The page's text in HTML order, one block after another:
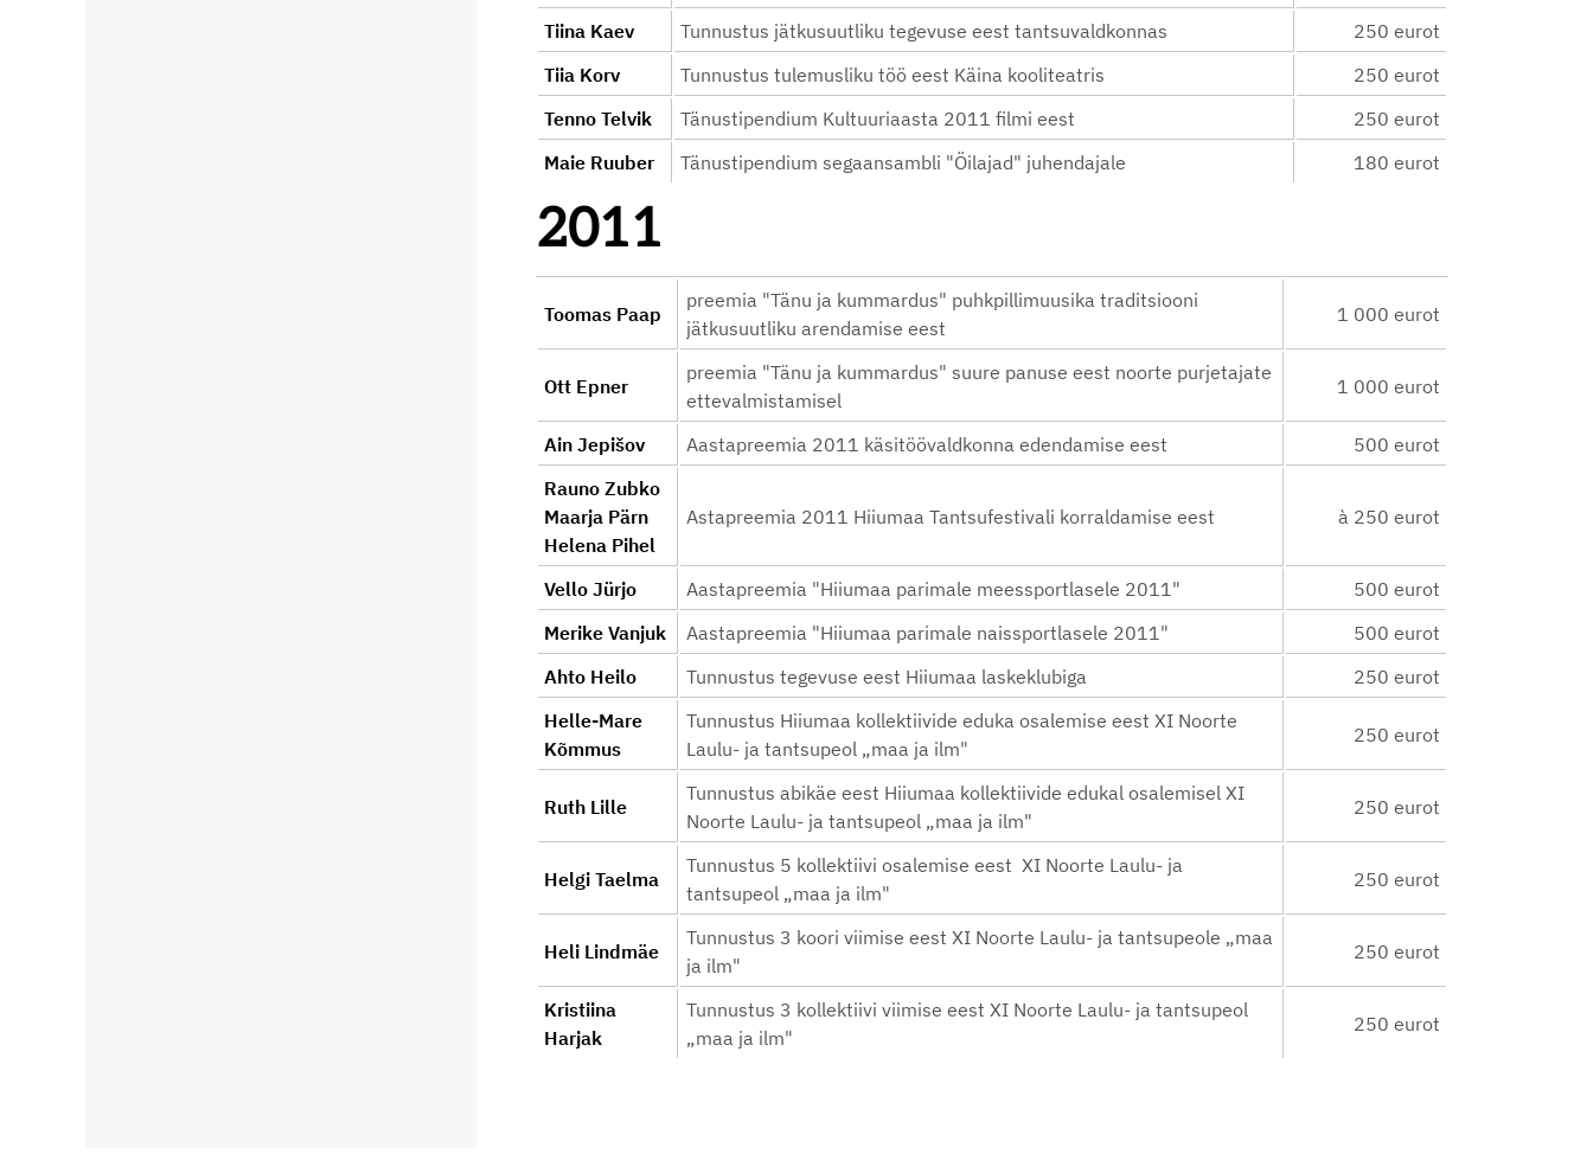
Tiina Kaev Tunnustus jätkusuutliku tegevuse eest tantsuvaldkonnas
250 eurot
Tiia Korv
Tunnustus tulemusliku töö eest Käina kooliteatris
250 eurot
Tenno Telvik
Tänustipendium Kultuuriaasta 2011 filmi eest
250 eurot
Maie Ruuber
Tänustipendium segaansambli "Öilajad" juhendajale 180 eurot
2011
Toomas Paap
preemia "Tänu ja kummardus" puhkpillimuusika traditsiooni
jätkusuutliku arendamise eest
1 000 eurot
Ott Epner
preemia "Tänu ja kummardus" suure panuse eest noorte purjetajate
ettevalmistamisel
1 000 eurot
Ain Jepišov Aastapreemia 2011 käsitöövaldkonna edendamise eest
500 eurot
Rauno Zubko
Maarja Pärn
Helena Pihel
Astapreemia 2011 Hiiumaa Tantsufestivali korraldamise eest à 250 eurot
Vello Jürjo Aastapreemia "Hiiumaa parimale meessportlasele 2011"
500 eurot
Merike Vanjuk
Aastapreemia "Hiiumaa parimale naissportlasele 2011"
500 eurot
Ahto Heilo
Tunnustus tegevuse eest Hiiumaa laskeklubiga
250 eurot
Helle-Mare
Kõmmus
Tunnustus Hiiumaa kollektiivide eduka osalemise eest XI Noorte
Laulu- ja tantsupeol „maa ja ilm"
250 eurot
Ruth Lille
Tunnustus abikäe eest Hiiumaa kollektiivide edukal osalemisel XI
Noorte Laulu- ja tantsupeol „maa ja ilm"
250 eurot
Helgi Taelma
Tunnustus 5 kollektiivi osalemise eest XI Noorte Laulu- ja
tantsupeol „maa ja ilm"
250 eurot
Heli Lindmäe
Tunnustus 3 koori viimise eest XI Noorte Laulu- ja tantsupeole „maa
ja ilm"
250 eurot
Kristiina
Harjak
Tunnustus 3 kollektiivi viimise eest XI Noorte Laulu- ja tantsupeol
„maa ja ilm"
250 eurot